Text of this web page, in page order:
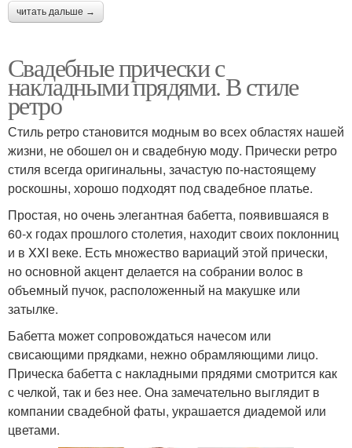
читать дальше →
Свадебные прически с
накладными прядями. В стиле
ретро
Стиль ретро становится модным во всех областях нашей
жизни, не обошел он и свадебную моду. Прически ретро
стиля всегда оригинальны, зачастую по-настоящему
роскошны, хорошо подходят под свадебное платье.
Простая, но очень элегантная бабетта, появившаяся в
60-х годах прошлого столетия, находит своих поклонниц
и в XXI веке. Есть множество вариаций этой прически,
но основной акцент делается на собрании волос в
объемный пучок, расположенный на макушке или
затылке.
Бабетта может сопровождаться начесом или
свисающими прядками, нежно обрамляющими лицо.
Прическа бабетта с накладными прядями смотрится как
с челкой, так и без нее. Она замечательно выглядит в
компании свадебной фаты, украшается диадемой или
цветами.